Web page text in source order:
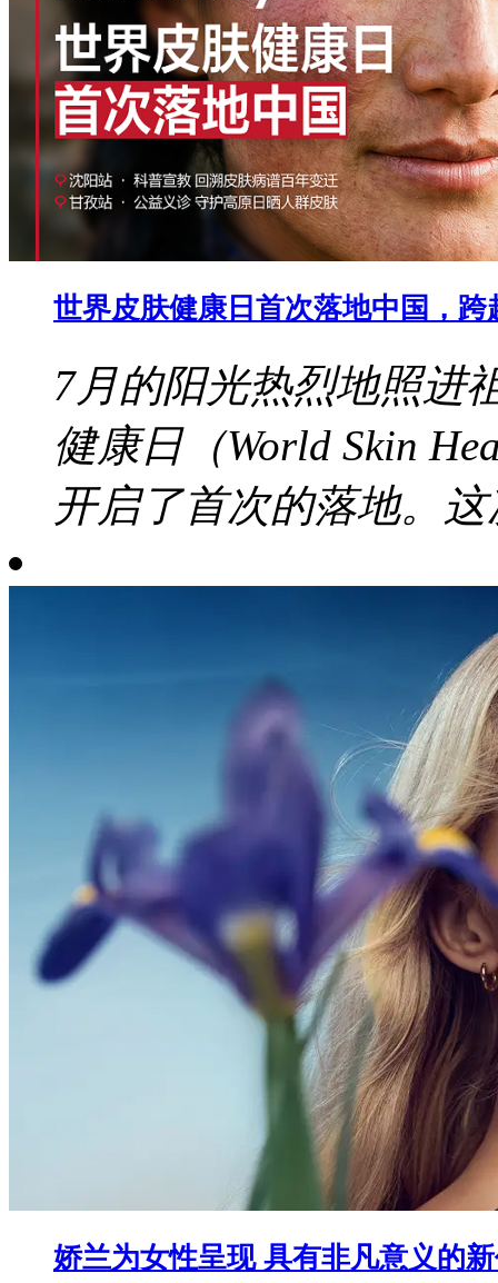
世界皮肤健康日首次落地中国，
7月的阳光热烈地照进
健康日（World Skin
开启了首次的落地。这
娇兰为女性呈现 具有非凡意义的